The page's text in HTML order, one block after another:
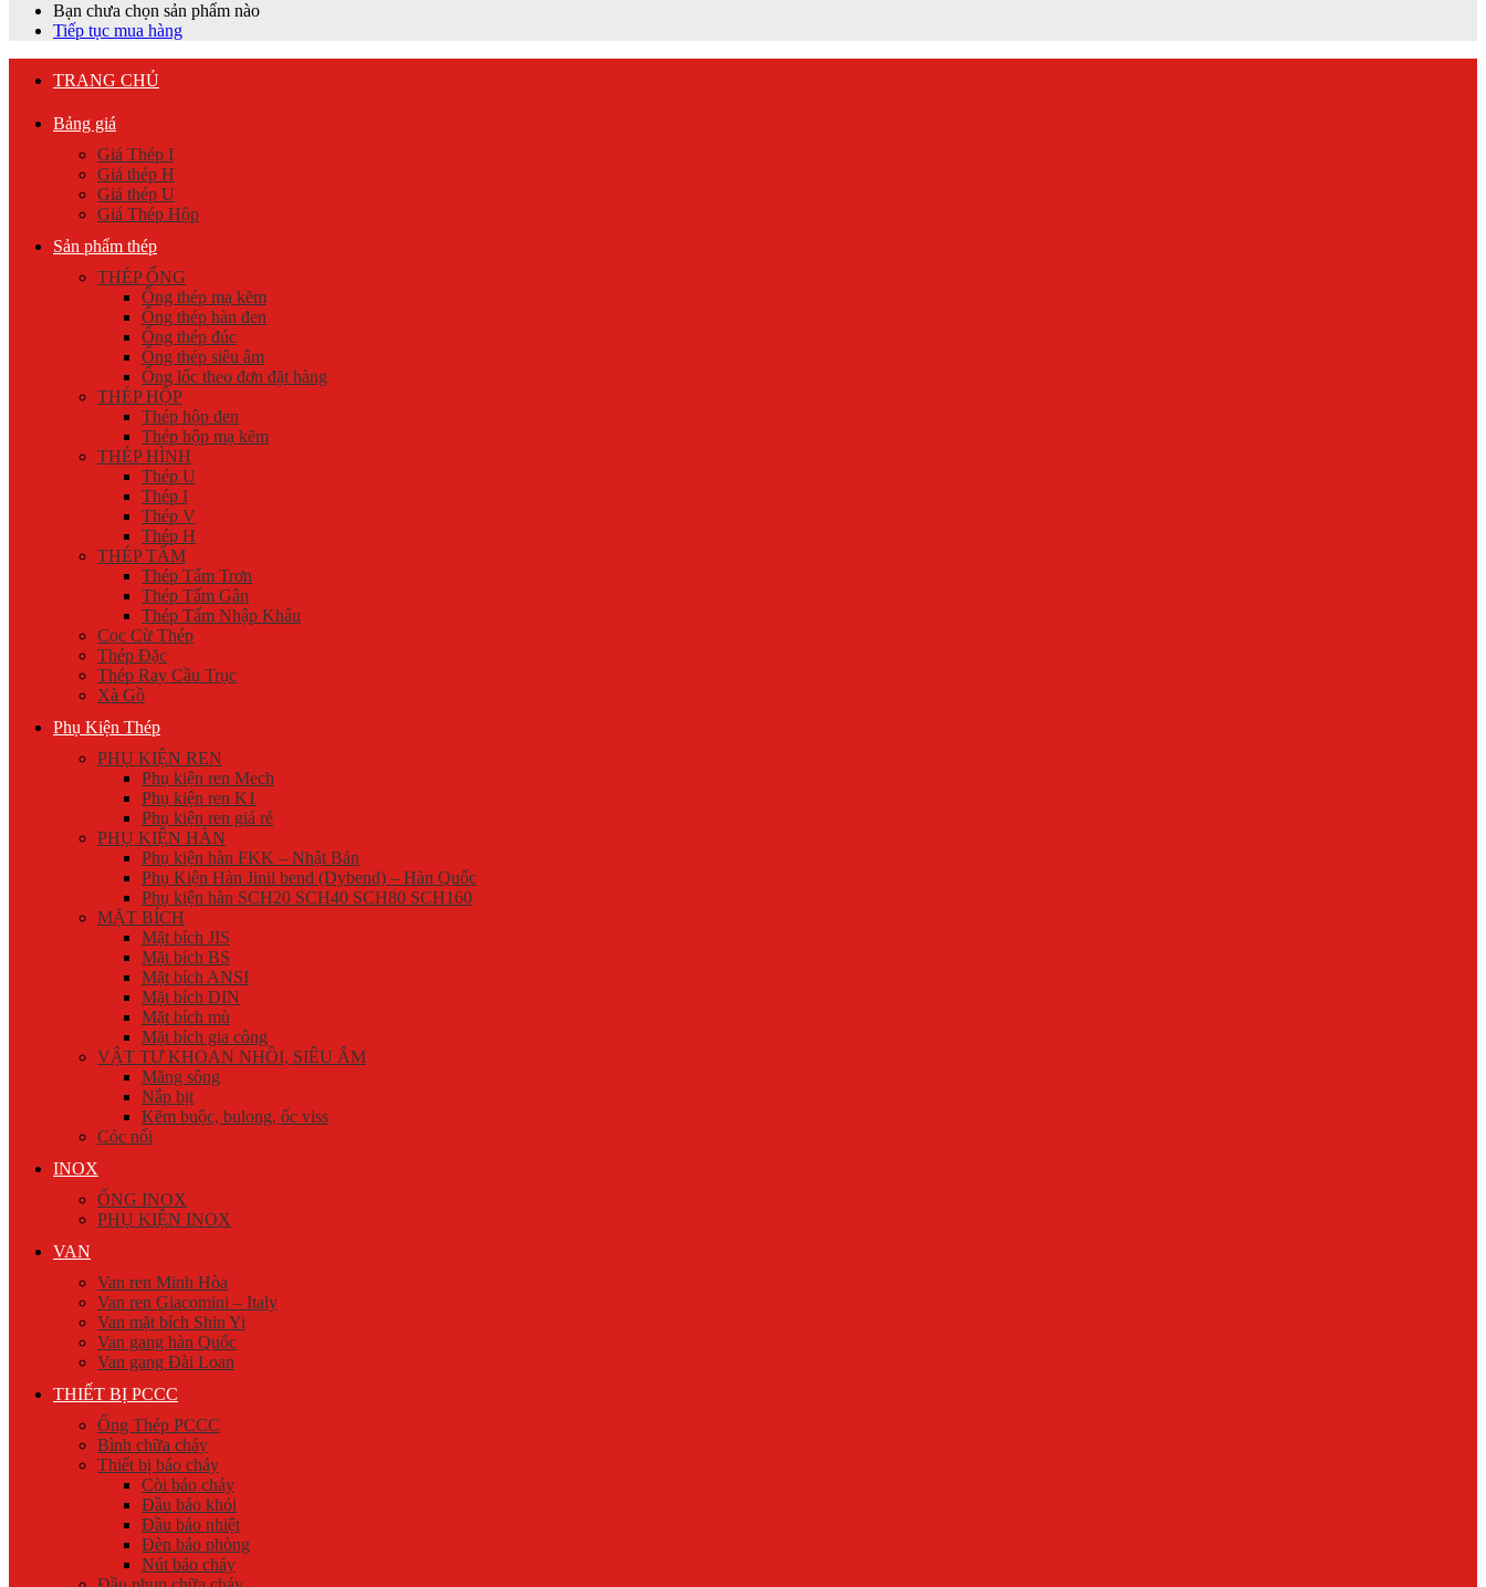
Bạn chưa chọn sản phẩm nào
Tiếp tục mua hàng
TRANG CHỦ
Bảng giá
Giá Thép I
Giá thép H
Giá thép U
Giá Thép Hộp
Sản phẩm thép
THÉP ỐNG
Ống thép mạ kẽm
Ống thép hàn đen
Ống thép đúc
Ống thép siêu âm
Ống lốc theo đơn đặt hàng
THÉP HỘP
Thép hộp đen
Thép hộp mạ kẽm
THÉP HÌNH
Thép U
Thép I
Thép V
Thép H
THÉP TẤM
Thép Tấm Trơn
Thép Tấm Gân
Thép Tấm Nhập Khẩu
Cọc Cừ Thép
Thép Đặc
Thép Ray Cầu Trục
Xà Gồ
Phụ Kiện Thép
PHỤ KIỆN REN
Phụ kiện ren Mech
Phụ kiện ren K1
Phụ kiện ren giá rẻ
PHỤ KIỆN HÀN
Phụ kiện hàn FKK – Nhật Bản
Phụ Kiện Hàn Jinil bend (Dybend) – Hàn Quốc
Phụ kiện hàn SCH20 SCH40 SCH80 SCH160
MẶT BÍCH
Mặt bích JIS
Mặt bích BS
Mặt bích ANSI
Mặt bích DIN
Mặt bích mù
Mặt bích gia công
VẬT TƯ KHOAN NHỒI, SIÊU ÂM
Măng sông
Nắp bịt
Kẽm buộc, bulong, ốc viss
Cóc nối
INOX
ỐNG INOX
PHỤ KIỆN INOX
VAN
Van ren Minh Hòa
Van ren Giacomini – Italy
Van mặt bích Shin Yi
Van gang hàn Quốc
Van gang Đài Loan
THIẾT BỊ PCCC
Ống Thép PCCC
Bình chữa cháy
Thiết bị báo cháy
Còi báo cháy
Đầu báo khói
Đầu báo nhiệt
Đèn báo phòng
Nút báo cháy